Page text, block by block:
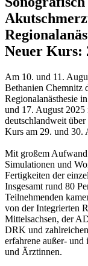
Neuer Kurs:
Am 10. und 11.
Bethanien Chemnitz
Regionalanästhesie
und 17. August
deutschlandweit
Kurs am 29. und 30.
Mit großem
Simulationen und
Fertigkeiten der
Insgesamt rund 80
Teilnehmenden
von der Integrierten
Mittelsachsen, der
DRK und
erfahrene außer-
und Ärztinnen.